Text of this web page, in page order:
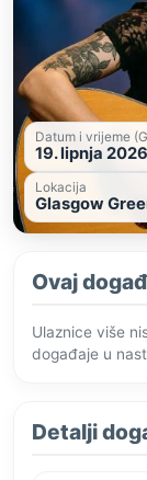
Datum i vrijeme
19. lipnja
Lokacija
Glasgow
Ovaj
Ulaznice više
događaje u
Detalji